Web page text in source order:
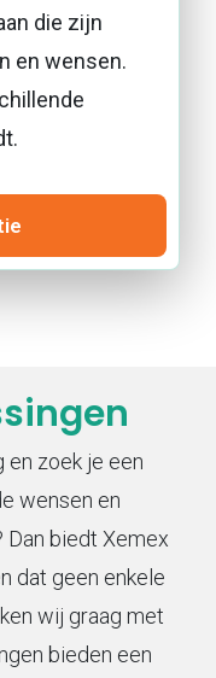
die zijn
en wensen.
en zoek je een
wensen en
biedt Xemex
dat geen enkele
wij graag met
bieden een